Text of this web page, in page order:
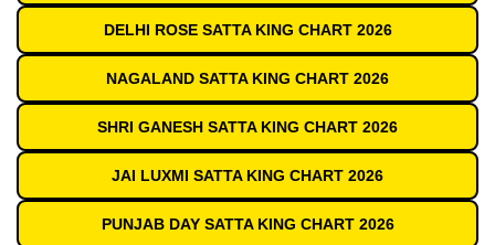
DELHI ROSE SATTA KING CHART 2026
NAGALAND SATTA KING CHART 2026
SHRI GANESH SATTA KING CHART 2026
JAI LUXMI SATTA KING CHART 2026
PUNJAB DAY SATTA KING CHART 2026